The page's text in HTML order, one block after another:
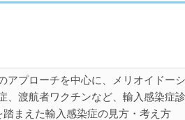
アプローチを中心に、メリオイドーシ
、渡航者ワクチンなど、輸入感染症診
まえた輸入感染症の見方・考え方